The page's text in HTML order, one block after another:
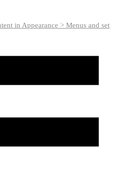
in Appearance > Menus and set